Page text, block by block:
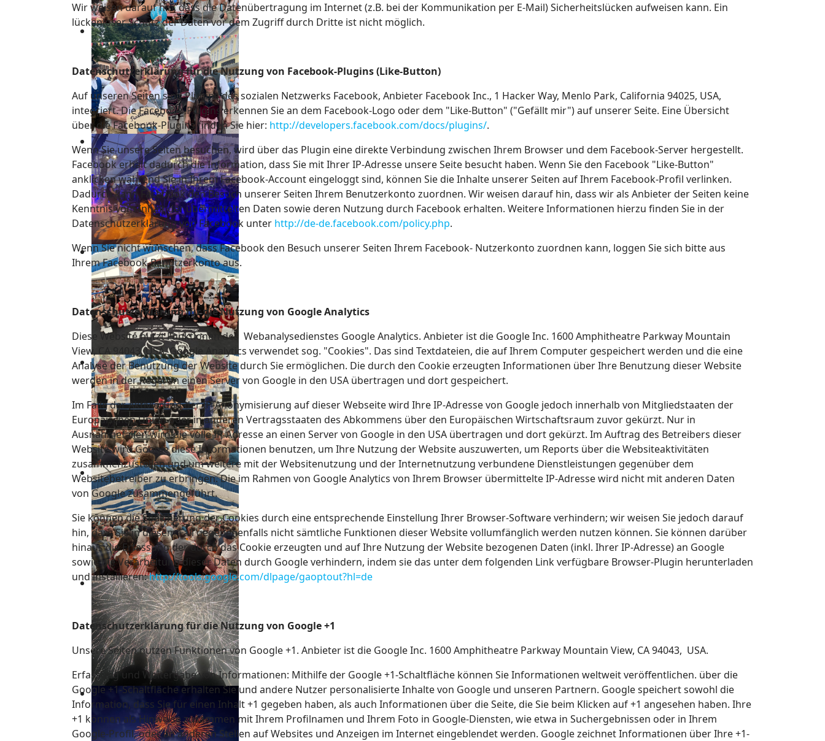
Wir weisen darauf hin, dass die Datenübertragung im Internet (z.B. bei der Kommunikation per E-Mail) Sicherheitslücken aufweisen kann. Ein
lückenloser Schutz der Daten vor dem Zugriff durch Dritte ist nicht möglich.
Datenschutzerklärung für die Nutzung von Facebook-Plugins (Like-Button)
Auf unseren Seiten sind Plugins des sozialen Netzwerks Facebook, Anbieter Facebook Inc., 1 Hacker Way, Menlo Park, California 94025, USA,
integriert. Die Facebook-Plugins erkennen Sie an dem Facebook-Logo oder dem "Like-Button" ("Gefällt mir") auf unserer Seite. Eine Übersicht
über die Facebook-Plugins finden Sie hier: http://developers.facebook.com/docs/plugins/.
Wenn Sie unsere Seiten besuchen, wird über das Plugin eine direkte Verbindung zwischen Ihrem Browser und dem Facebook-Server hergestellt.
Facebook erhält dadurch die Information, dass Sie mit Ihrer IP-Adresse unsere Seite besucht haben. Wenn Sie den Facebook "Like-Button"
anklicken während Sie in Ihrem Facebook-Account eingeloggt sind, können Sie die Inhalte unserer Seiten auf Ihrem Facebook-Profil verlinken.
Dadurch kann Facebook den Besuch unserer Seiten Ihrem Benutzerkonto zuordnen. Wir weisen darauf hin, dass wir als Anbieter der Seiten keine
Kenntnis vom Inhalt der übermittelten Daten sowie deren Nutzung durch Facebook erhalten. Weitere Informationen hierzu finden Sie in der
Datenschutzerklärung von Facebook unter http://de-de.facebook.com/policy.php.
Wenn Sie nicht wünschen, dass Facebook den Besuch unserer Seiten Ihrem Facebook- Nutzerkonto zuordnen kann, loggen Sie sich bitte aus
Ihrem Facebook-Benutzerkonto aus.
Datenschutzerklärung für die Nutzung von Google Analytics
Diese Website nutzt Funktionen des Webanalysedienstes Google Analytics. Anbieter ist die Google Inc. 1600 Amphitheatre Parkway Mountain
View, CA 94043, USA. Google Analytics verwendet sog. "Cookies". Das sind Textdateien, die auf Ihrem Computer gespeichert werden und die eine
Analyse der Benutzung der Website durch Sie ermöglichen. Die durch den Cookie erzeugten Informationen über Ihre Benutzung dieser Website
werden in der Regel an einen Server von Google in den USA übertragen und dort gespeichert.
Im Falle der Aktivierung der IP-Anonymisierung auf dieser Webseite wird Ihre IP-Adresse von Google jedoch innerhalb von Mitgliedstaaten der
Europäischen Union oder in anderen Vertragsstaaten des Abkommens über den Europäischen Wirtschaftsraum zuvor gekürzt. Nur in
Ausnahmefällen wird die volle IP-Adresse an einen Server von Google in den USA übertragen und dort gekürzt. Im Auftrag des Betreibers dieser
Website wird Google diese Informationen benutzen, um Ihre Nutzung der Website auszuwerten, um Reports über die Websiteaktivitäten
zusammenzustellen und um weitere mit der Websitenutzung und der Internetnutzung verbundene Dienstleistungen gegenüber dem
Websitebetreiber zu erbringen. Die im Rahmen von Google Analytics von Ihrem Browser übermittelte IP-Adresse wird nicht mit anderen Daten
von Google zusammengeführt.
Sie können die Speicherung der Cookies durch eine entsprechende Einstellung Ihrer Browser-Software verhindern; wir weisen Sie jedoch darauf
hin, dass Sie in diesem Fall gegebenenfalls nicht sämtliche Funktionen dieser Website vollumfänglich werden nutzen können. Sie können darüber
hinaus die Erfassung der durch das Cookie erzeugten und auf Ihre Nutzung der Website bezogenen Daten (inkl. Ihrer IP-Adresse) an Google
sowie die Verarbeitung dieser Daten durch Google verhindern, indem sie das unter dem folgenden Link verfügbare Browser-Plugin herunterladen
und installieren:http://tools.google.com/dlpage/gaoptout?hl=de
Datenschutzerklärung für die Nutzung von Google +1
Unsere Seiten nutzen Funktionen von Google +1. Anbieter ist die Google Inc. 1600 Amphitheatre Parkway Mountain View, CA 94043, USA.
Erfassung und Weitergabe von Informationen: Mithilfe der Google +1-Schaltfläche können Sie Informationen weltweit veröffentlichen. über die
Google +1-Schaltfläche erhalten Sie und andere Nutzer personalisierte Inhalte von Google und unseren Partnern. Google speichert sowohl die
Information, dass Sie für einen Inhalt +1 gegeben haben, als auch Informationen über die Seite, die Sie beim Klicken auf +1 angesehen haben. Ihre
+1 können als Hinweise zusammen mit Ihrem Profilnamen und Ihrem Foto in Google-Diensten, wie etwa in Suchergebnissen oder in Ihrem
Google-Profil, oder an anderen Stellen auf Websites und Anzeigen im Internet eingeblendet werden. Google zeichnet Informationen über Ihre +1-